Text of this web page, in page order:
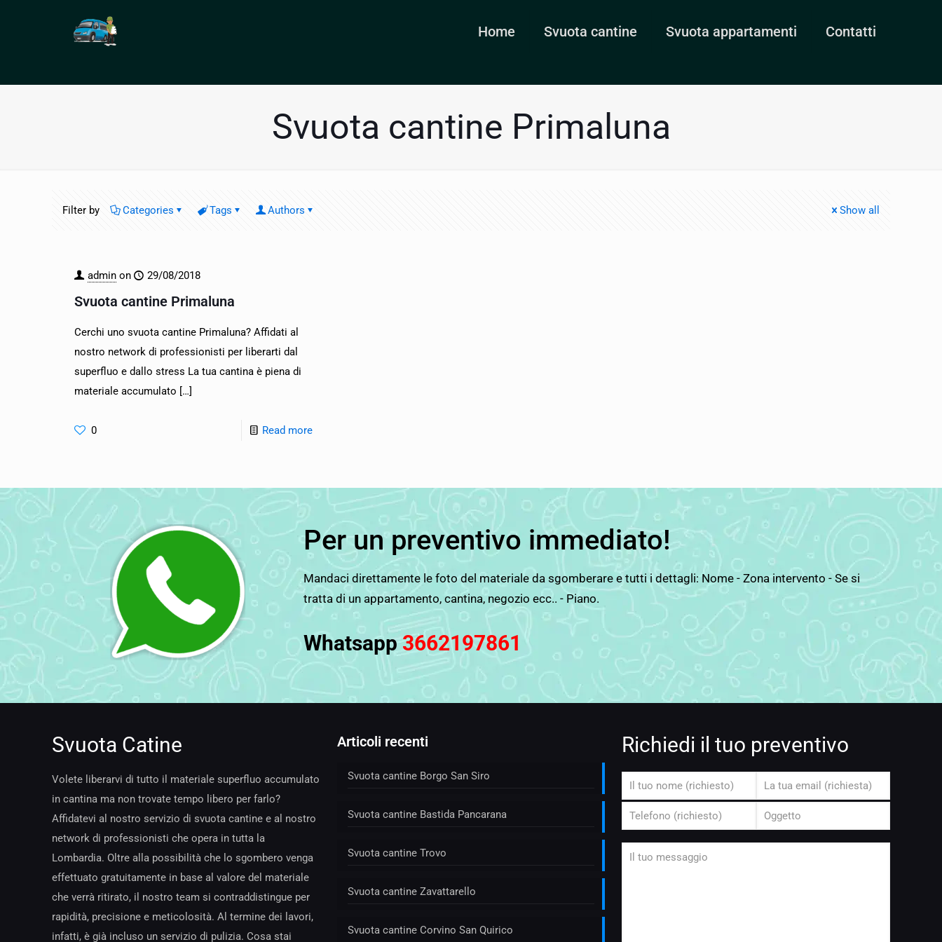
Home Svuota cantine Svuota appartamenti Contatti
Svuota cantine Primaluna
Filter by Categories Tags Authors Show all
admin on 29/08/2018
Svuota cantine Primaluna
Cerchi uno svuota cantine Primaluna? Affidati al
nostro network di professionisti per liberarti dal
superfluo e dallo stress La tua cantina è piena di
materiale accumulato […]
0 Read more
Per un preventivo immediato!
Mandaci direttamente le foto del materiale da sgomberare e tutti i dettagli: Nome - Zona intervento - Se si
tratta di un appartamento, cantina, negozio ecc.. - Piano.
Whatsapp 3662197861
Svuota Catine
Volete liberarvi di tutto il materiale superfluo accumulato
in cantina ma non trovate tempo libero per farlo?
Affidatevi al nostro servizio di svuota cantine e al nostro
network di professionisti che opera in tutta la
Lombardia. Oltre alla possibilità che lo sgombero venga
effettuato gratuitamente in base al valore del materiale
che verrà ritirato, il nostro team si contraddistingue per
rapidità, precisione e meticolosità. Al termine dei lavori,
infatti, è già incluso un servizio di pulizia. Cosa stai
Articoli recenti
Svuota cantine Borgo San Siro
Svuota cantine Bastida Pancarana
Svuota cantine Trovo
Svuota cantine Zavattarello
Svuota cantine Corvino San Quirico
Richiedi il tuo preventivo